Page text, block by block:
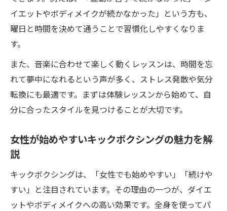
イエットやボディメイクが続かなかった」という方も、
曜日と時間を決めて通うことで習慣化しやすくなりま
す。
また、音楽に合わせて楽しく動くレッスンは、時間を忘
れて夢中になれるという声が多く、ストレス発散や気分
転換にも最適です。まずは体験レッスンから始めて、自
分に合ったスタイルを見つけることが大切です。
女性が始めやすいキックボクシングの魅力を解
説
キックボクシングは、「女性でも始めやすい」「続けや
すい」と注目されています。その理由の一つが、ダイエ
ットやボディメイクへの高い効果です。全身を使ってパ